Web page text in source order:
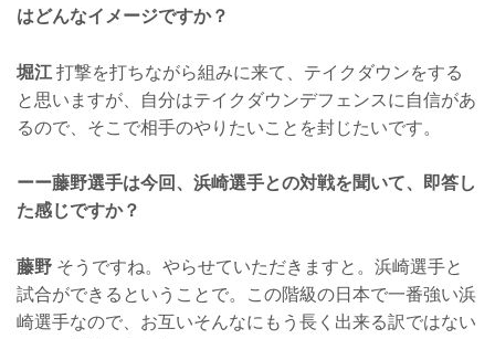
はどんなイメージですか？
堀江 打撃を打ちながら組みに来て、テイクダウンをする
と思いますが、自分はテイクダウンデフェンスに自信があ
るので、そこで相手のやりたいことを封じたいです。
ーー藤野選手は今回、浜崎選手との対戦を聞いて、即答し
た感じですか？
藤野 そうですね。やらせていただきますと。浜崎選手と
試合ができるということで。この階級の日本で一番強い浜
崎選手なので、お互いそんなにもう長く出来る訳ではない